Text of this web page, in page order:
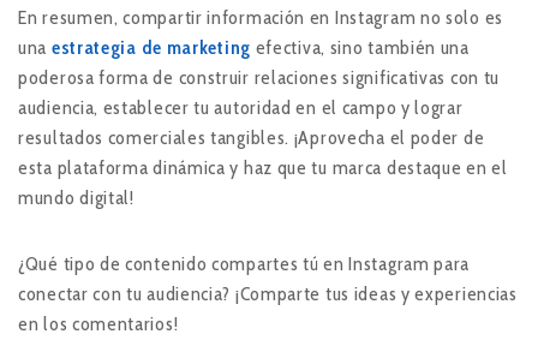
En resumen, compartir información en Instagram no solo es
una estrategia de marketing efectiva, sino también una
poderosa forma de construir relaciones significativas con tu
audiencia, establecer tu autoridad en el campo y lograr
resultados comerciales tangibles. ¡Aprovecha el poder de
esta plataforma dinámica y haz que tu marca destaque en el
mundo digital!
¿Qué tipo de contenido compartes tú en Instagram para
conectar con tu audiencia? ¡Comparte tus ideas y experiencias
en los comentarios!